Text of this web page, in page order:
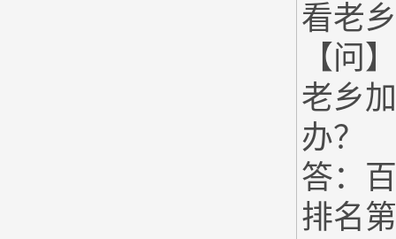
看老
【问
老乡
办？
答：
排名